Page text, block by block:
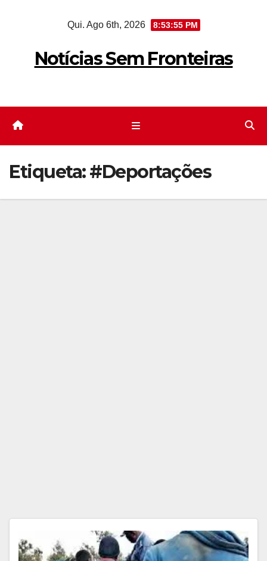
Qui. Ago 6th, 2026 8:53:55 PM
Notícias Sem Fronteiras
Etiqueta:#Deportações